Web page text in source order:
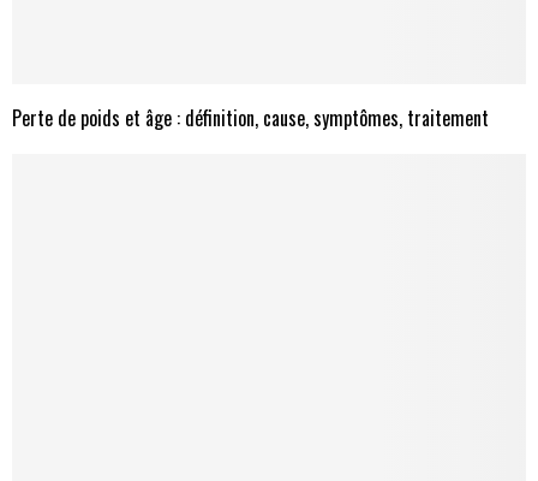
Perte de poids et âge : définition, cause, symptômes, traitement